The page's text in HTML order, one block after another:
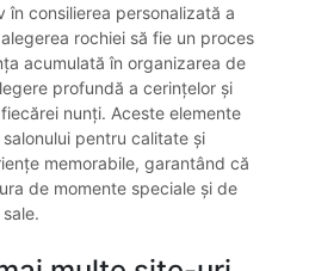
consilierea personalizată a
rochiei să fie un proces
acumulată în organizarea de
profundă a cerințelor și
nunți. Aceste elemente
pentru calitate și
memorabile, garantând că
de momente speciale și de